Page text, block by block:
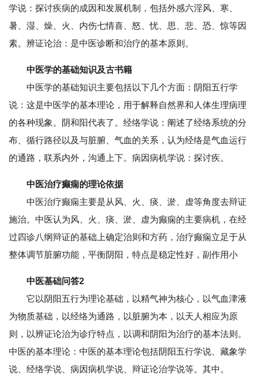
学说：探讨疾病的成因和发展机制，包括外感六淫风、寒、
暑、湿、燥、火、内伤七情喜、怒、忧、思、悲、恐、惊等因
素。辨证论治：是中医诊断和治疗的基本原则。
中医学的基础知识及古书籍
中医学的基础知识主要包括以下几个方面：阴阳五行学
说：这是中医学的基本理论，用于解释自然界和人体生理病理
的各种现象。阴和阳代表了。经络学说：阐述了经络系统的分
布、循行路径以及与脏腑、气血的关系，认为经络是气血运行
的通路，联系内外，沟通上下。病因病机学说：探讨疾。
中医治疗癫痫的理论依据
中医治疗癫痫主要是从风、火、痰、淤、虚等角度去辩证
施治。中医认为风、火、痰、淤、虚为癫痫的主要病机，在经
过四诊八纲辩证的基础上确定治则和方药，治疗癫痫立足于从
整体调节脏腑功能，平衡阴阳，特点是稳定性好，副作用小
中医基础问答2
它以阴阳五行为理论基础，以精气神为核心，以气血津液
为物质基础，以经络为通路，以脏腑为本，以天人相应为原
则，以辨证论治为诊疗特点，以调和阴阳为治疗的基本法则。
中医的基本理论：中医的基本理论包括阴阳五行学说、藏象学
说、经络学说、病因病机学说、辩证论治学说等。其中。